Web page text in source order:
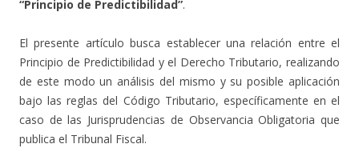
“Principio de Predictibilidad”.
El presente artículo busca establecer una relación entre el
Principio de Predictibilidad y el Derecho Tributario, realizando
de este modo un análisis del mismo y su posible aplicación
bajo las reglas del Código Tributario, específicamente en el
caso de las Jurisprudencias de Observancia Obligatoria que
publica el Tribunal Fiscal.